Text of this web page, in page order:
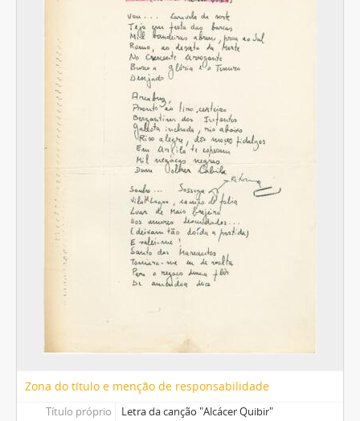
[Item] Parte de viola de arco da canção "Alcácer Quibir"
[Item] Parte de violoncelo da canção "Alcácer Quibir"
[Item] Parte de contrabaixo da canção "Alcácer Quibir"
[Item] Parte de trompete 2 da canção "Alcácer Quibir"
[Item] Parte de trompete 3 da canção "Alcácer Quibir"
[Item] Parte de trompete 1 da canção "Alcácer Quibir"
[Item] Parte de trombone 1 da canção "Alcácer Quibir"
[Item] Parte de trombone 2 da canção "Alcácer Quibir"
[Item] Parte de trompa 1 da canção "Alcácer Quibir"
[Item] Parte de trompa 2 da canção "Alcácer Quibir"
[Item] Parte de trompa 3 da canção "Alcácer Quibir"
[Item] Partitura da melodia para voz da canção "Alcácer Quibir"
[Item] Esboço de orquestração da canção "Alcácer Quibir"
[Pasta] Cena Para Dos
[Pasta] Camané - Disco 94
[Pasta] Jorge Silva Melo - "Coitado do Jorge" 1993
[Pasta] Edisom
[Pasta] Filme Rui Simões - Pomar
[Pasta] LP Jean Sommer
Zona do título e menção de responsabilidade
Título próprio
Letra da canção "Alcácer Quibir"